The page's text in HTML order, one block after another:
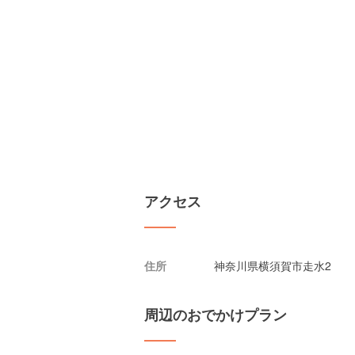
アクセス
住所 神奈川県横須賀市走水2
周辺のおでかけプラン